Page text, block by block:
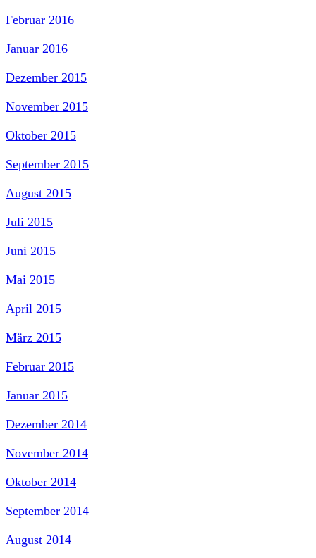
Februar 2016
Januar 2016
Dezember 2015
November 2015
Oktober 2015
September 2015
August 2015
Juli 2015
Juni 2015
Mai 2015
April 2015
März 2015
Februar 2015
Januar 2015
Dezember 2014
November 2014
Oktober 2014
September 2014
August 2014